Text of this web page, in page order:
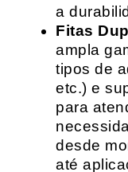
a
Fitas
ampla
tipos de
etc.) e
para
desde
até